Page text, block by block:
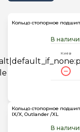
Кольцо стопорное
В
Киев
Кольцо стопорное
IX/X, Outlander /XL
В